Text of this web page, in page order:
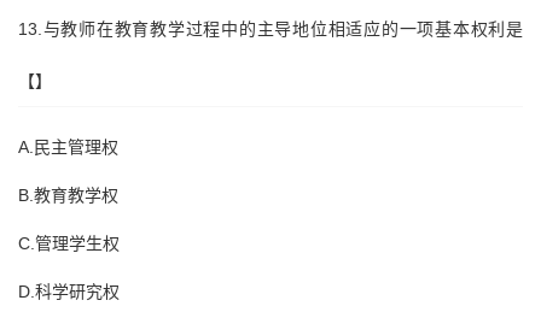
13.与教师在教育教学过程中的主导地位相适应的一项基本权利是
【】
A.民主管理权
B.教育教学权
C.管理学生权
D.科学研究权